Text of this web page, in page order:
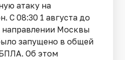
атаку на
С 08:30 1 августа до
направлении Москвы
запущено в общей
Об этом